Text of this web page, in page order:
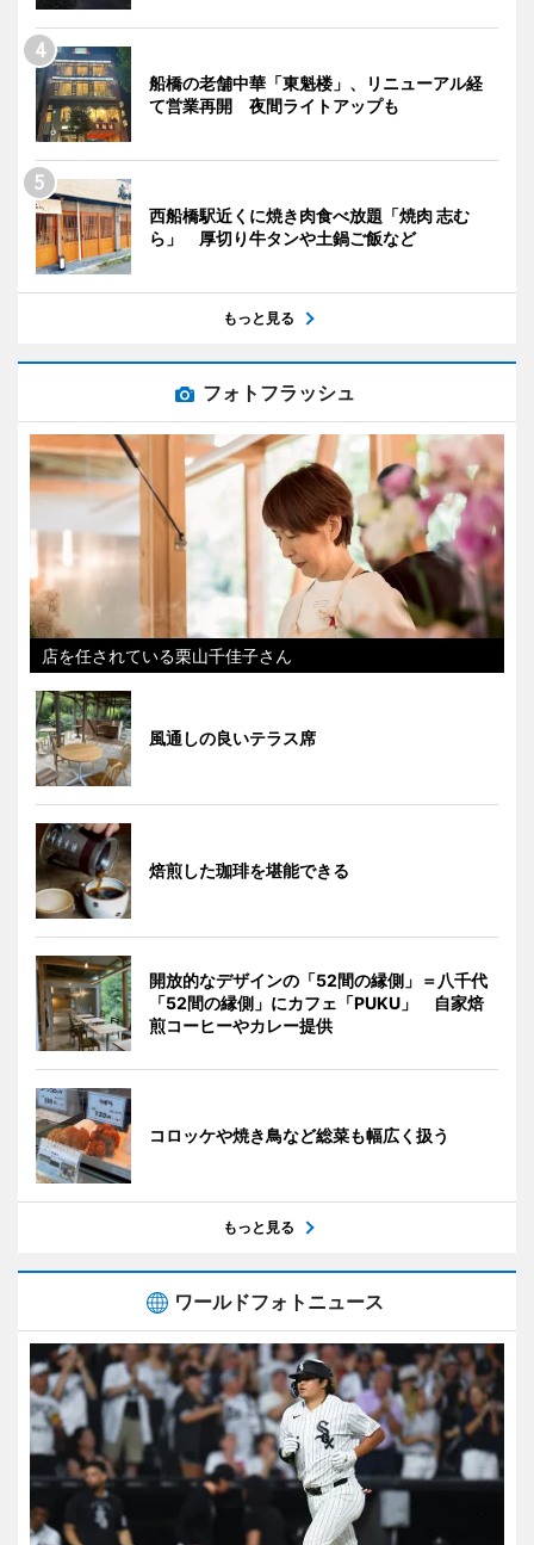
船橋の老舗中華「東魁楼」、リニューアル経
て営業再開 夜間ライトアップも
西船橋駅近くに焼き肉食べ放題「焼肉 志む
ら」 厚切り牛タンや土鍋ご飯など
もっと見る
フォトフラッシュ
店を任されている栗山千佳子さん
風通しの良いテラス席
焙煎した珈琲を堪能できる
開放的なデザインの「52間の縁側」＝八千代
「52間の縁側」にカフェ「PUKU」 自家焙
煎コーヒーやカレー提供
コロッケや焼き鳥など総菜も幅広く扱う
もっと見る
ワールドフォトニュース